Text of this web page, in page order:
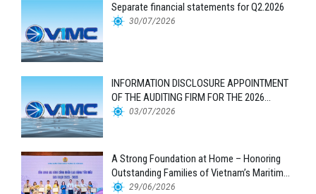
Separate financial statements for Q2.2026
30/07/2026
INFORMATION DISCLOSURE APPOINTMENT
OF THE AUDITING FIRM FOR THE 2026
FINANCIAL STATEMENTS
03/07/2026
A Strong Foundation at Home – Honoring
Outstanding Families of Vietnam’s Maritime
Workforce
29/06/2026